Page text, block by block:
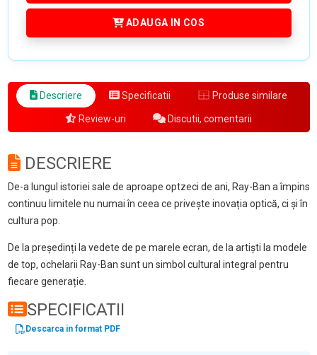
ADAUGA IN COS
Descriere Specificatii Produse similare
Review-uri Discutii, comentarii
DESCRIERE
De-a lungul istoriei sale de aproape optzeci de ani, Ray-Ban a împins
continuu limitele nu numai în ceea ce privește inovația optică, ci și în
cultura pop.
De la președinți la vedete de pe marele ecran, de la artiști la modele
de top, ochelarii Ray-Ban sunt un simbol cultural integral pentru
fiecare generație.
SPECIFICATII
Descarca in format PDF